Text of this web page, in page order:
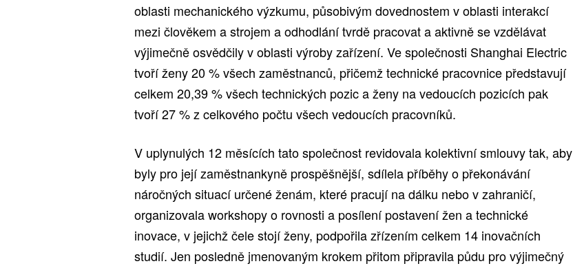
oblasti mechanického výzkumu, působivým dovednostem v oblasti interakcí
mezi člověkem a strojem a odhodlání tvrdě pracovat a aktivně se vzdělávat
výjimečně osvědčily v oblasti výroby zařízení. Ve společnosti Shanghai Electric
tvoří ženy 20 % všech zaměstnanců, přičemž technické pracovnice představují
celkem 20,39 % všech technických pozic a ženy na vedoucích pozicích pak
tvoří 27 % z celkového počtu všech vedoucích pracovníků.
V uplynulých 12 měsících tato společnost revidovala kolektivní smlouvy tak, aby
byly pro její zaměstnankyně prospěšnější, sdílela příběhy o překonávání
náročných situací určené ženám, které pracují na dálku nebo v zahraničí,
organizovala workshopy o rovnosti a posílení postavení žen a technické
inovace, v jejichž čele stojí ženy, podpořila zřízením celkem 14 inovačních
studií. Jen posledně jmenovaným krokem přitom připravila půdu pro výjimečný